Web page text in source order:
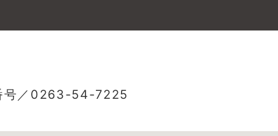
号／0263-54-7225